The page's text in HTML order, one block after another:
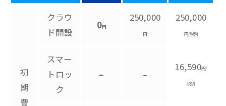
初
期
費
クラウ
ド開設
0円
250,000
円
250,000
円/税別
スマー
トロッ
ク
– –
16,590円/
税別